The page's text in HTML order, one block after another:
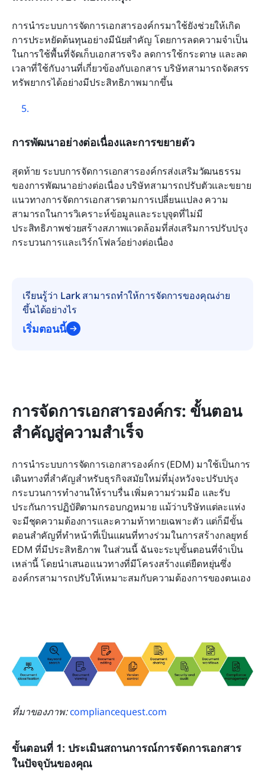
การนำระบบการจัดการเอกสารองค์กรมาใช้ยังช่วยให้เกิด
การประหยัดต้นทุนอย่างมีนัยสำคัญ โดยการลดความจำเป็น
ในการใช้พื้นที่จัดเก็บเอกสารจริง ลดการใช้กระดาษ และลด
เวลาที่ใช้กับงานที่เกี่ยวข้องกับเอกสาร บริษัทสามารถจัดสรร
ทรัพยากรได้อย่างมีประสิทธิภาพมากขึ้น
การพัฒนาอย่างต่อเนื่องและการขยายตัว
สุดท้าย ระบบการจัดการเอกสารองค์กรส่งเสริมวัฒนธรรม
ของการพัฒนาอย่างต่อเนื่อง บริษัทสามารถปรับตัวและขยาย
แนวทางการจัดการเอกสารตามการเปลี่ยนแปลง ความ
สามารถในการวิเคราะห์ข้อมูลและระบุจุดที่ไม่มี
ประสิทธิภาพช่วยสร้างสภาพแวดล้อมที่ส่งเสริมการปรับปรุง
กระบวนการและเวิร์กโฟลว์อย่างต่อเนื่อง
เรียนรู้ว่า Lark สามารถทำให้การจัดการของคุณง่าย
ขึ้นได้อย่างไร
เริ่มตอนนี้
การจัดการเอกสารองค์กร: ขั้นตอน
สำคัญสู่ความสำเร็จ
การนำระบบการจัดการเอกสารองค์กร (EDM) มาใช้เป็นการ
เดินทางที่สำคัญสำหรับธุรกิจสมัยใหม่ที่มุ่งหวังจะปรับปรุง
กระบวนการทำงานให้ราบรื่น เพิ่มความร่วมมือ และรับ
ประกันการปฏิบัติตามกรอบกฎหมาย แม้ว่าบริษัทแต่ละแห่ง
จะมีชุดความต้องการและความท้าทายเฉพาะตัว แต่ก็มีขั้น
ตอนสำคัญที่ทำหน้าที่เป็นแผนที่ทางร่วมในการสร้างกลยุทธ์
EDM ที่มีประสิทธิภาพ ในส่วนนี้ ฉันจะระบุขั้นตอนที่จำเป็น
เหล่านี้ โดยนำเสนอแนวทางที่มีโครงสร้างแต่ยืดหยุ่นซึ่ง
องค์กรสามารถปรับให้เหมาะสมกับความต้องการของตนเอง
ที่มาของภาพ: compliancequest.com
ขั้นตอนที่ 1: ประเมินสถานการณ์การจัดการเอกสาร
ในปัจจุบันของคุณ